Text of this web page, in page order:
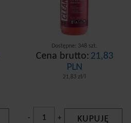
Dostępne: 348 szt.
Cena brutto: 21,83
PLN
21,83 zł/l
- + KUPUJĘ